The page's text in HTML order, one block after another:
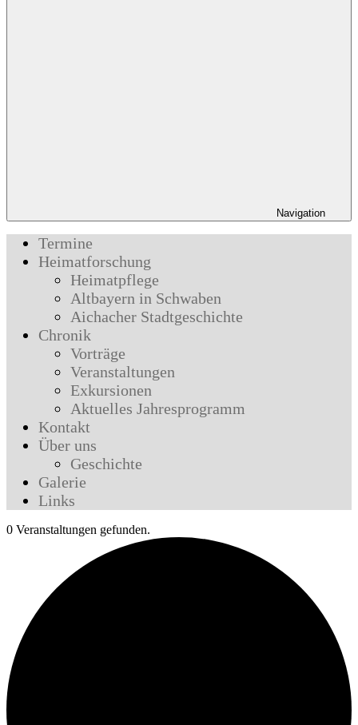
Navigation
Termine
Heimatforschung
Heimatpflege
Altbayern in Schwaben
Aichacher Stadtgeschichte
Chronik
Vorträge
Veranstaltungen
Exkursionen
Aktuelles Jahresprogramm
Kontakt
Über uns
Geschichte
Galerie
Links
0 Veranstaltungen gefunden.